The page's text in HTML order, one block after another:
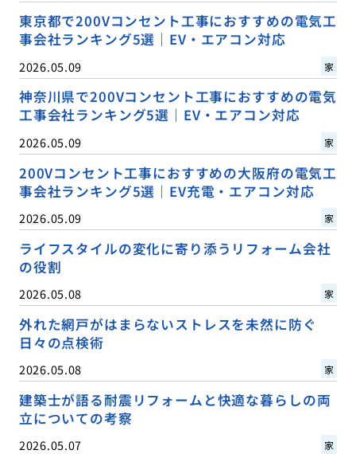
東京都で200Vコンセント工事におすすめの電気工
事会社ランキング5選｜EV・エアコン対応
2026.05.09 家
神奈川県で200Vコンセント工事におすすめの電気
工事会社ランキング5選｜EV・エアコン対応
2026.05.09 家
200Vコンセント工事におすすめの大阪府の電気工
事会社ランキング5選｜EV充電・エアコン対応
2026.05.09 家
ライフスタイルの変化に寄り添うリフォーム会社
の役割
2026.05.08 家
外れた網戸がはまらないストレスを未然に防ぐ
日々の点検術
2026.05.08 家
建築士が語る耐震リフォームと快適な暮らしの両
立についての考察
2026.05.07 家